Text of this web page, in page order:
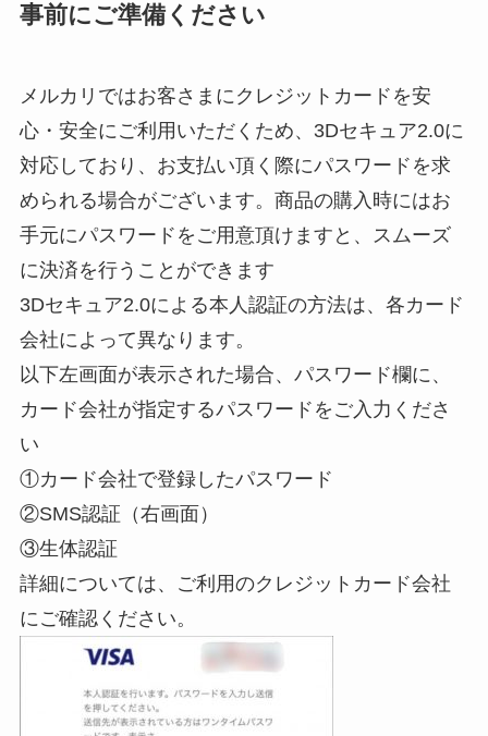
事前にご準備ください
メルカリではお客さまにクレジットカードを安
心・安全にご利用いただくため、3Dセキュア2.0に
対応しており、 お支払い頂く際にパスワードを求
められる場合がございます。商品の購入時にはお
手元にパスワードをご用意頂けますと、スムーズ
に決済を行うことができます
3Dセキュア2.0による本人認証の方法は、各カード
会社によって異なります。
以下左画面が表示された場合、パスワード欄に、
カード会社が指定するパスワードをご入力くださ
い
①カード会社で登録したパスワード
②SMS認証（右画面）
③生体認証
詳細については、ご利用のクレジットカード会社
にご確認ください。